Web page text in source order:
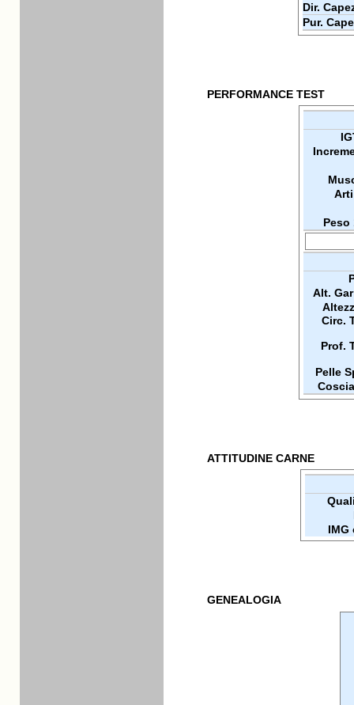
Dir.
Pur.
PERFORMANCE TEST
Peso
Alt.
Circ.
Prof.
Pelle
ATTITUDINE CARNE
IMG
GENEALOGIA